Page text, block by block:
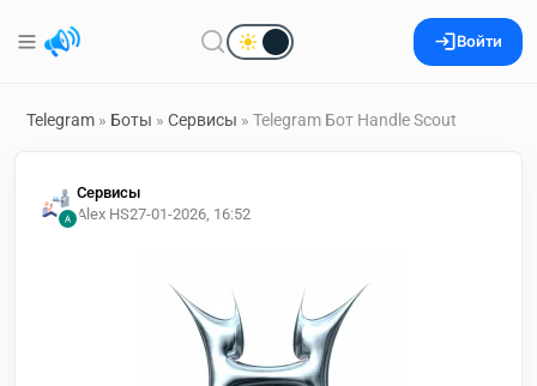
Войти
Telegram » Боты » Сервисы » Telegram Бот Handle Scout
Сервисы
Alex HS27-01-2026, 16:52